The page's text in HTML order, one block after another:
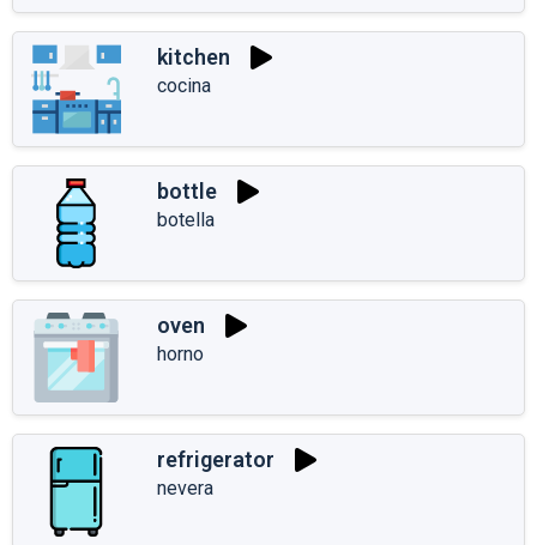
kitchen
cocina
bottle
botella
oven
horno
refrigerator
nevera